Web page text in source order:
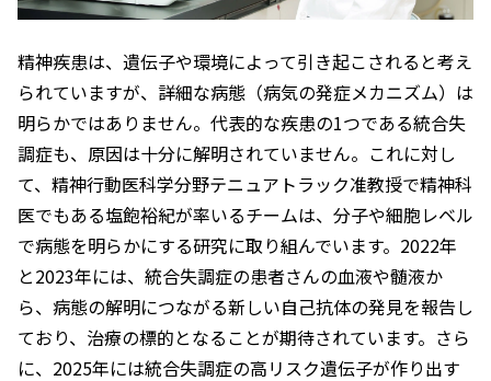
精神疾患は、遺伝子や環境によって引き起こされると考え
られていますが、詳細な病態（病気の発症メカニズム）は
明らかではありません。代表的な疾患の1つである統合失
調症も、原因は十分に解明されていません。これに対し
て、精神行動医科学分野テニュアトラック准教授で精神科
医でもある塩飽裕紀が率いるチームは、分子や細胞レベル
で病態を明らかにする研究に取り組んでいます。2022年
と2023年には、統合失調症の患者さんの血液や髄液か
ら、病態の解明につながる新しい自己抗体の発見を報告し
ており、治療の標的となることが期待されています。さら
に、2025年には統合失調症の高リスク遺伝子が作り出す